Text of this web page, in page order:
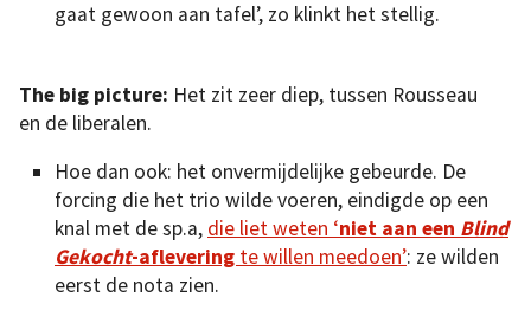
gaat gewoon aan tafel’, zo klinkt het stellig.
The big picture: Het zit zeer diep, tussen Rousseau
en de liberalen.
Hoe dan ook: het onvermijdelijke gebeurde. De
forcing die het trio wilde voeren, eindigde op een
knal met de sp.a, die liet weten ‘niet aan een Blind
Gekocht-aflevering te willen meedoen’: ze wilden
eerst de nota zien.